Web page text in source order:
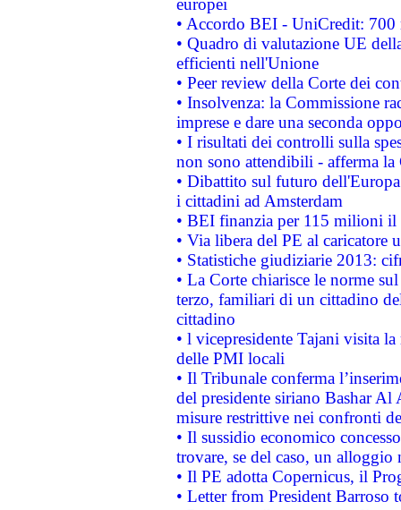
europei
• Accordo BEI - UniCredit:
• Quadro di valutazione UE
efficienti nell'Unione
• Peer review della Corte dei
• Insolvenza: la Commissione
imprese e dare una seconda
• I risultati dei controlli sulla
non sono attendibili - afferma la
• Dibattito sul futuro
i cittadini ad Amsterdam
• BEI finanzia per 115 milioni
• Via libera del PE al caricatore
• Statistiche giudiziarie 2013:
• La Corte chiarisce le norme
terzo, familiari di un cittadino
cittadino
• l vicepresidente Tajani visita
delle PMI locali
• Il Tribunale conferma
del presidente siriano Bashar Al
misure restrittive nei confronti
• Il sussidio economico
trovare, se del caso, un
• Il PE adotta Copernicus, il
• Letter from President Barroso